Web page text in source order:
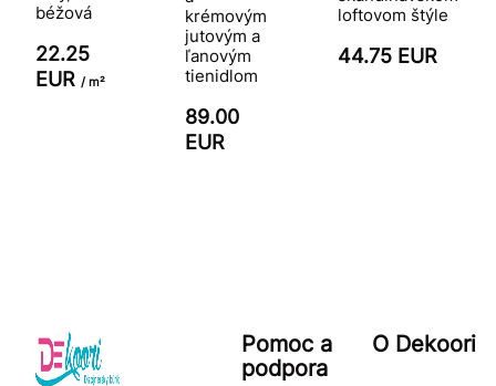
béžová
22.25
EUR / m²
krémovým
jutovým a
ľanovým
tienidlom
89.00
EUR
loftovom štýle
44.75 EUR
Pomoc a
podpora
O Dekoori